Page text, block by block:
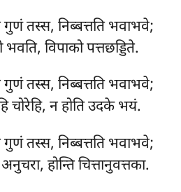
गुणं तस्स, निब्बत्तति भवाभवे;
विपाको पत्तछड्डिते.
गुणं तस्स, निब्बत्तति भवाभवे;
चोरेहि, न होति उदके भयं.
गुणं तस्स, निब्बत्तति भवाभवे;
होन्ति चित्तानुवत्तका.